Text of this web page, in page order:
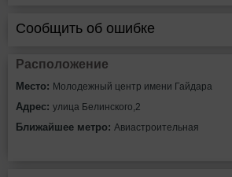
Сообщить об ошибке
Расположение
Место: Молодежный центр имени Гайдара
Адрес: улица Белинского,2
Ближайшее метро: Авиастроительная